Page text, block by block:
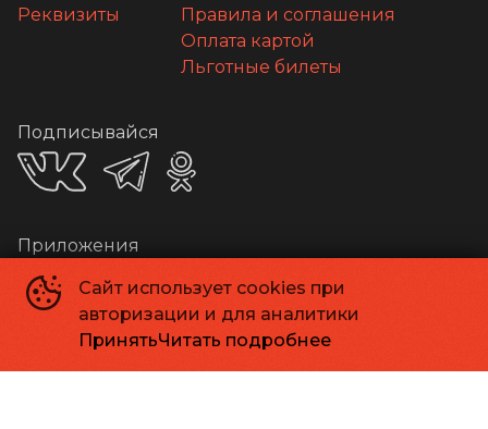
Сайт использует cookies при
авторизации и для аналитики
ПринятьЧитать подробнее
Реквизиты
Правила и соглашения
Оплата картой
Льготные билеты
Подписывайся
Приложения